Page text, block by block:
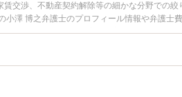
交渉、不動産契約解除等の細かな分野での
澤 博之弁護士のプロフィール情報や弁護
渉のトラブル解決の実績豊富な近くの弁護
めです。